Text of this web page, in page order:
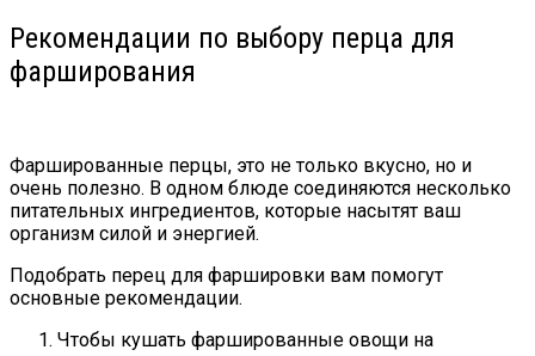
Рекомендации по выбору перца для
фарширования
Фаршированные перцы, это не только вкусно, но и
очень полезно. В одном блюде соединяются несколько
питательных ингредиентов, которые насытят ваш
организм силой и энергией.
Подобрать перец для фаршировки вам помогут
основные рекомендации.
Чтобы кушать фаршированные овощи на